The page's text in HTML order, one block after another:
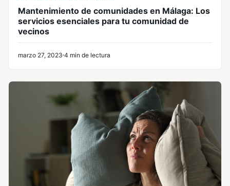
Mantenimiento de comunidades en Málaga: Los
servicios esenciales para tu comunidad de
vecinos
marzo 27, 2023 4 min de lectura